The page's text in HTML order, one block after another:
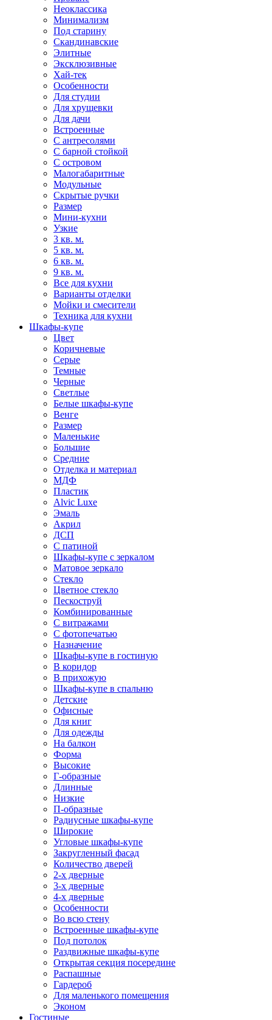
Неоклассика
Минимализм
Под старину
Скандинавские
Элитные
Эксклюзивные
Хай-тек
Особенности
Для студии
Для хрущевки
Для дачи
Встроенные
С антресолями
С барной стойкой
С островом
Малогабаритные
Модульные
Скрытые ручки
Размер
Мини-кухни
Узкие
3 кв. м.
5 кв. м.
6 кв. м.
9 кв. м.
Все для кухни
Варианты отделки
Мойки и смесители
Техника для кухни
Шкафы-купе
Цвет
Коричневые
Серые
Темные
Черные
Светлые
Белые шкафы-купе
Венге
Размер
Маленькие
Большие
Средние
Отделка и материал
МДФ
Пластик
Alvic Luxe
Эмаль
Акрил
ДСП
С патиной
Шкафы-купе с зеркалом
Матовое зеркало
Стекло
Цветное стекло
Пескоструй
Комбинированные
С витражами
С фотопечатью
Назначение
Шкафы-купе в гостиную
В коридор
В прихожую
Шкафы-купе в спальню
Детские
Офисные
Для книг
Для одежды
На балкон
Форма
Высокие
Г-образные
Длинные
Низкие
П-образные
Радиусные шкафы-купе
Широкие
Угловые шкафы-купе
Закругленный фасад
Количество дверей
2-х дверные
3-х дверные
4-х дверные
Особенности
Во всю стену
Встроенные шкафы-купе
Под потолок
Раздвижные шкафы-купе
Открытая секция посередине
Распашные
Гардероб
Для маленького помещения
Эконом
Гостиные